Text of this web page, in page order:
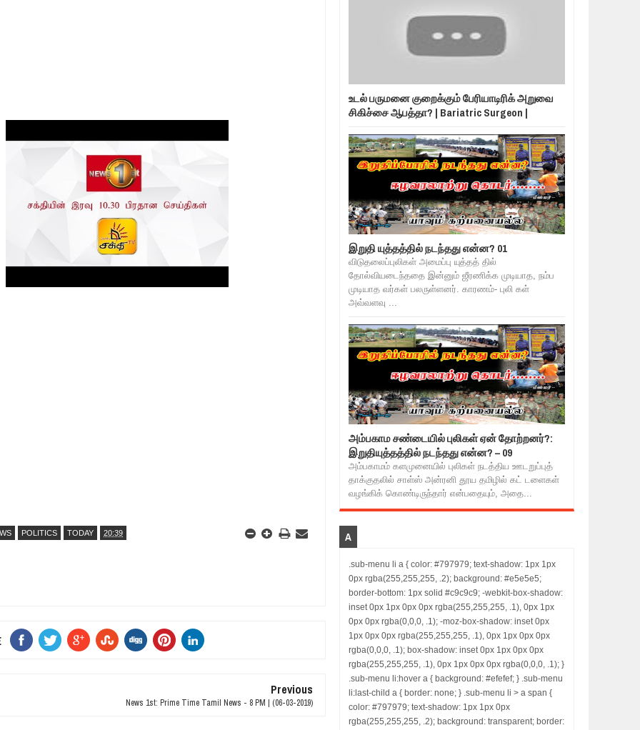
POLITICS TODAY 20:39
Previous
News 1st: Prime Time Tamil News - 8 PM | (06-03-2019)
உடல் பருமனை குறைக்கும் பேரியாடிரிக் அறுவை
சிகிச்சை ஆபத்தா? | Bariatric Surgeon |
இறுதி யுத்தத்தில் நடந்தது என்ன? 01
விடுதலைப்புலிகள் அமைப்பு யுத்தத் தில்
தோல்வியடைந்ததை இன்னும் ஜீரணிக்க முடியாத, நம்ப
முடியாத வர்கள் பலருள்ளனர். காரணம்- புலி கள்
அவ்வளவு ...
அம்பகாம சண்டையில் புலிகள் ஏன் தோற்றனர்?:
இறுதியுத்தத்தில் நடந்தது என்ன? – 09
அம்பகாமம் களமுனையில் புலிகள் நடத்திய ஊடறுப்புத்
தாக்குதலில் சாள்ஸ் அன்ரனி தூய தமிழில் கட் டளைகள்
வழங்கிக் கொண்டிருந்தார் என்பதையும், அதை...
A
.sub-menu li a { color: #797979; text-shadow: 1px 1px
0px rgba(255,255,255, .2); background: #e5e5e5;
border-bottom: 1px solid #c9c9c9; -webkit-box-shadow:
inset 0px 1px 0px 0px rgba(255,255,255, .1), 0px 1px
0px 0px rgba(0,0,0, .1); -moz-box-shadow: inset 0px
1px 0px 0px rgba(255,255,255, .1), 0px 1px 0px 0px
rgba(0,0,0, .1); box-shadow: inset 0px 1px 0px 0px
rgba(255,255,255, .1), 0px 1px 0px 0px rgba(0,0,0, .1); }
.sub-menu li:hover a { background: #efefef; } .sub-menu
li:last-child a { border: none; } .sub-menu li > a span {
color: #797979; text-shadow: 1px 1px 0px
rgba(255,255,255, .2); background: transparent; border: